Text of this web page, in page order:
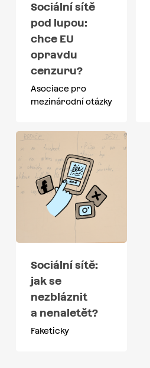
Sociální sítě
pod lupou:
chce EU
opravdu
cenzuru?
Asociace pro
mezinárodní otázky
Sociální sítě:
jak se
nezbláznit
a nenaletět?
Faketicky